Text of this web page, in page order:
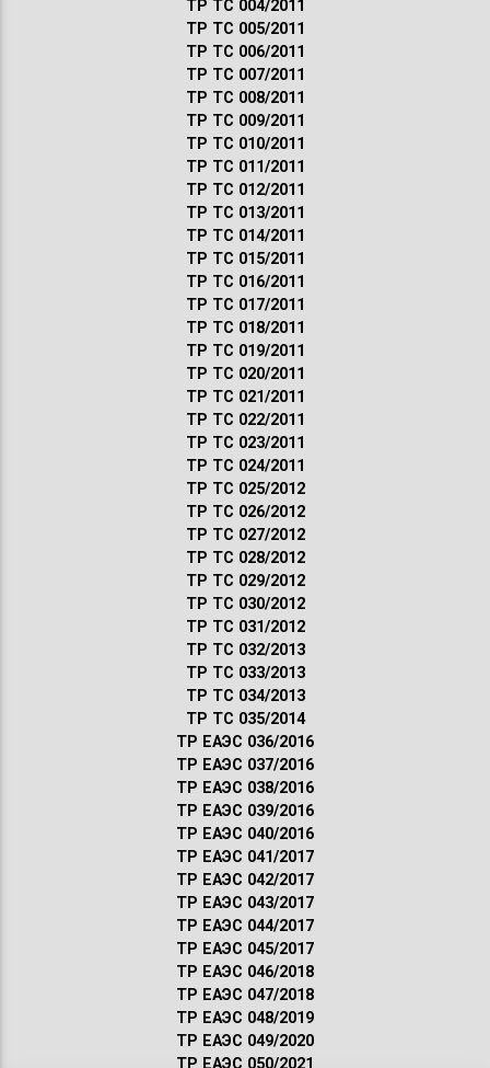
ТР ТС 004/2011
ТР ТС 005/2011
ТР ТС 006/2011
ТР ТС 007/2011
ТР ТС 008/2011
ТР ТС 009/2011
ТР ТС 010/2011
ТР ТС 011/2011
ТР ТС 012/2011
ТР ТС 013/2011
ТР ТС 014/2011
ТР ТС 015/2011
ТР ТС 016/2011
ТР ТС 017/2011
ТР ТС 018/2011
ТР ТС 019/2011
ТР ТС 020/2011
ТР ТС 021/2011
ТР ТС 022/2011
ТР ТС 023/2011
ТР ТС 024/2011
ТР ТС 025/2012
ТР ТС 026/2012
ТР ТС 027/2012
ТР ТС 028/2012
ТР ТС 029/2012
ТР ТС 030/2012
ТР ТС 031/2012
ТР ТС 032/2013
ТР ТС 033/2013
ТР ТС 034/2013
ТР ТС 035/2014
ТР ЕАЭС 036/2016
ТР ЕАЭС 037/2016
ТР ЕАЭС 038/2016
ТР ЕАЭС 039/2016
ТР ЕАЭС 040/2016
ТР ЕАЭС 041/2017
ТР ЕАЭС 042/2017
ТР ЕАЭС 043/2017
ТР ЕАЭС 044/2017
ТР ЕАЭС 045/2017
ТР ЕАЭС 046/2018
ТР ЕАЭС 047/2018
ТР ЕАЭС 048/2019
ТР ЕАЭС 049/2020
ТР ЕАЭС 050/2021